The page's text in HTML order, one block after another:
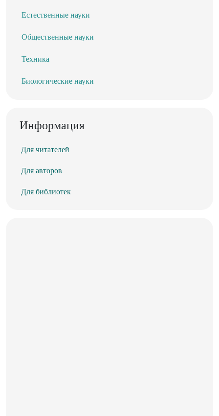
Естественные науки
Общественные науки
Техника
Биологические науки
Информация
Для читателей
Для авторов
Для библиотек